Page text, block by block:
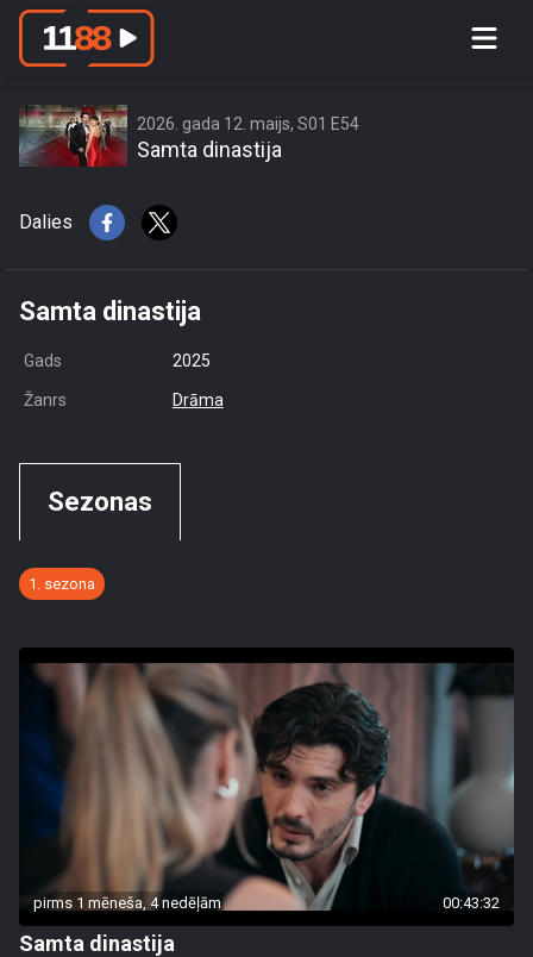
access this content due to your
location or other restrictions set by
country is US and IP address is
216.73.217.81
2026. gada 12. maijs, S01 E54
Samta dinastija
Dalies
Samta dinastija
Gads 2025
Žanrs Drāma
Sezonas
1. sezona
pirms 1 mēneša, 4 nedēļām 00:43:32
Samta dinastija